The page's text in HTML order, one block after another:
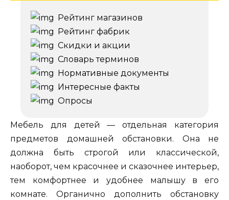
Рейтинг магазинов
Рейтинг фабрик
Скидки и акции
Словарь терминов
Нормативные документы
Интересные факты
Опросы
Мебель для детей — отдельная категория
предметов домашней обстановки. Она не
должна быть строгой или классической,
наоборот, чем красочнее и сказочнее интерьер,
тем комфортнее и удобнее малышу в его
комнате. Органично дополнить обстановку